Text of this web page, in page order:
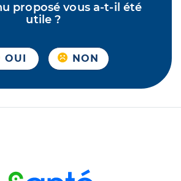
proposé vous a-t-il été
utile ?
OUI NON